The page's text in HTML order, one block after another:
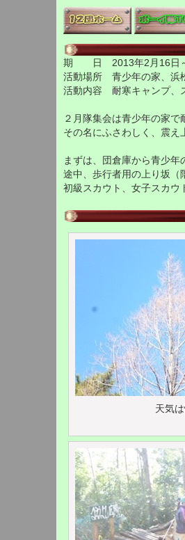
期 日 2013年2月16日
活動場所 青少年の家、浜
活動内容 耐寒キャンプ、
２月隊集会は青少年の家で
その名にふさわしく、震え
まずは、団倉庫から青少年
途中、歩行者用の上り坂（
初級スカウト、女子スカウ
天気